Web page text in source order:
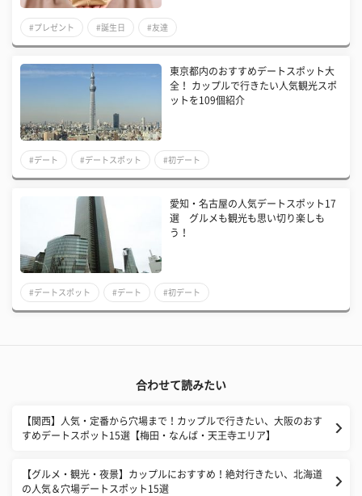
#プレゼント #誕生日 #友達
東京都内のおすすめデートスポット大
全！ カップルで行きたい人気観光スポ
ットを109個紹介
#デート #デートスポット #初デート
愛知・名古屋の人気デートスポット17
選 グルメも観光も思い切り楽しも
う！
#デートスポット #デート #初デート
合わせて読みたい
【関西】人気・定番から穴場まで！カップルで行きたい、大阪のおす
すめデートスポット15選【梅田・なんば・天王寺エリア】
【グルメ・観光・夜景】カップルにおすすめ！絶対行きたい、北海道
の人気＆穴場デートスポット15選